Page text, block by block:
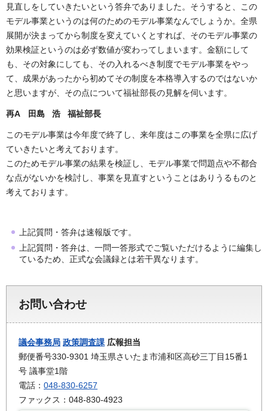
見直しをしていきたいという答弁でありました。そうすると、この
モデル事業というのは何のためのモデル事業なんでしょうか。全県
展開が決まってから制度を変えていくとすれば、そのモデル事業の
効果検証というのは必ず数値が変わってしまいます。金額にして
も、その対象にしても、その入れるべき制度でモデル事業をやっ
て、成果があったから初めてその制度を本格導入するのではないか
と思いますが、その点について福祉部長の見解を伺います。
再A 田島 浩 福祉部長
このモデル事業は今年度で終了し、来年度はこの事業を全県に広げ
ていきたいと考えております。
このためモデル事業の結果を検証し、モデル事業で問題点や不都合
な点がないかを検討し、事業を見直すということはありうるものと
考えております。
上記質問・答弁は速報版です。
上記質問・答弁は、一問一答形式でご覧いただけるように編集し
ているため、正式な会議録とは若干異なります。
お問い合わせ
議会事務局 政策調査課 広報担当
郵便番号330-9301 埼玉県さいたま市浦和区高砂三丁目15番1
号 議事堂1階
電話： 048-830-6257
ファックス：048-830-4923